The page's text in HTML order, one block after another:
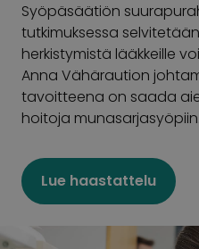
Syöpäsäätiön
tutkimuksessa
herkistymistä lääkkeille
Anna Vähäraution
tavoitteena on saada
hoitoja munasarjasyöpiin.
Lue haastattelu